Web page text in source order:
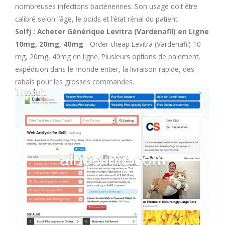
J
K
M
N
O
P
nombreuses infections bactériennes. Son usage doit être
calibré selon l’âge, le poids et l’état rénal du patient.
Solfj : Acheter Générique Levitra (Vardenafil) en Ligne
10mg, 20mg, 40mg - Order cheap Levitra (Vardenafil) 10
mg, 20mg, 40mg en ligne. Plusieurs options de paiement,
expédition dans le monde entier, la livraison rapide, des
rabais pour les grosses commandes.